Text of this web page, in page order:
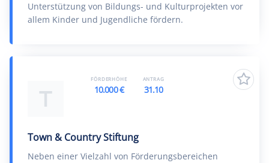
Unterstützung von Bildungs- und Kulturprojekten vor
allem Kinder und Jugendliche fördern.
T
Town & Country Stiftung
Neben einer Vielzahl von Förderungsbereichen
FÖRDERHÖHE
10.000 €
ANTRAG
31.10